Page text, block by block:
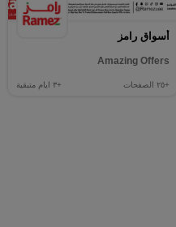
أسواق رامز
Amazing Offers
+٢٥ الصفحات +٣ ايام متبقية